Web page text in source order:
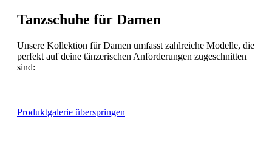
Tanzschuhe für Damen
Unsere Kollektion für Damen umfasst zahlreiche Modelle, die
perfekt auf deine tänzerischen Anforderungen zugeschnitten
sind:
Produktgalerie überspringen